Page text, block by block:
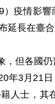
疫情影
延長在臺
，但各國
年3月21
人士，